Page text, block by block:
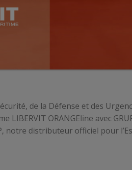
de la Défense et des
LIBERVIT ORANGEline avec
notre distributeur officiel pour